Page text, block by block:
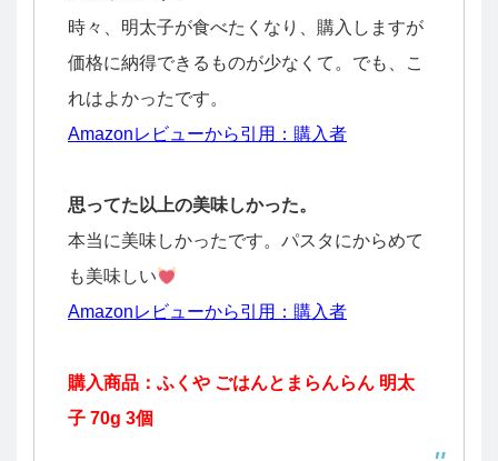
時々、明太子が食べたくなり、購入しますが
価格に納得できるものが少なくて。でも、こ
れはよかったです。
Amazonレビューから引用：購入者
思ってた以上の美味しかった。
本当に美味しかったです。パスタにからめて
も美味しい
Amazonレビューから引用：購入者
購入商品：ふくや ごはんとまらんらん 明太
子 70g 3個